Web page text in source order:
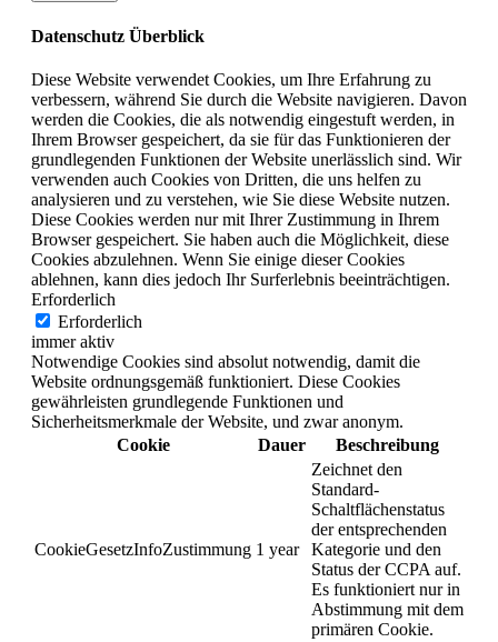
Datenschutz Überblick
Diese Website verwendet Cookies, um Ihre Erfahrung zu
verbessern, während Sie durch die Website navigieren. Davon
werden die Cookies, die als notwendig eingestuft werden, in
Ihrem Browser gespeichert, da sie für das Funktionieren der
grundlegenden Funktionen der Website unerlässlich sind. Wir
verwenden auch Cookies von Dritten, die uns helfen zu
analysieren und zu verstehen, wie Sie diese Website nutzen.
Diese Cookies werden nur mit Ihrer Zustimmung in Ihrem
Browser gespeichert. Sie haben auch die Möglichkeit, diese
Cookies abzulehnen. Wenn Sie einige dieser Cookies
ablehnen, kann dies jedoch Ihr Surferlebnis beeinträchtigen.
Erforderlich
Erforderlich
immer aktiv
Notwendige Cookies sind absolut notwendig, damit die
Website ordnungsgemäß funktioniert. Diese Cookies
gewährleisten grundlegende Funktionen und
Sicherheitsmerkmale der Website, und zwar anonym.
Cookie
Dauer Beschreibung
CookieGesetzInfoZustimmung 1 year
Zeichnet den
Standard-
Schaltflächenstatus
der entsprechenden
Kategorie und den
Status der CCPA auf.
Es funktioniert nur in
Abstimmung mit dem
primären Cookie.